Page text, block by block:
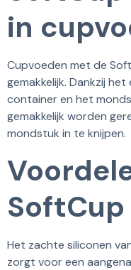
in
Cupvoeden met de
gemakkelijk. Dankzij
container en het
gemakkelijk worden
mondstuk in te knijpen.
SoftCup
Het zachte siliconen
zorgt voor een